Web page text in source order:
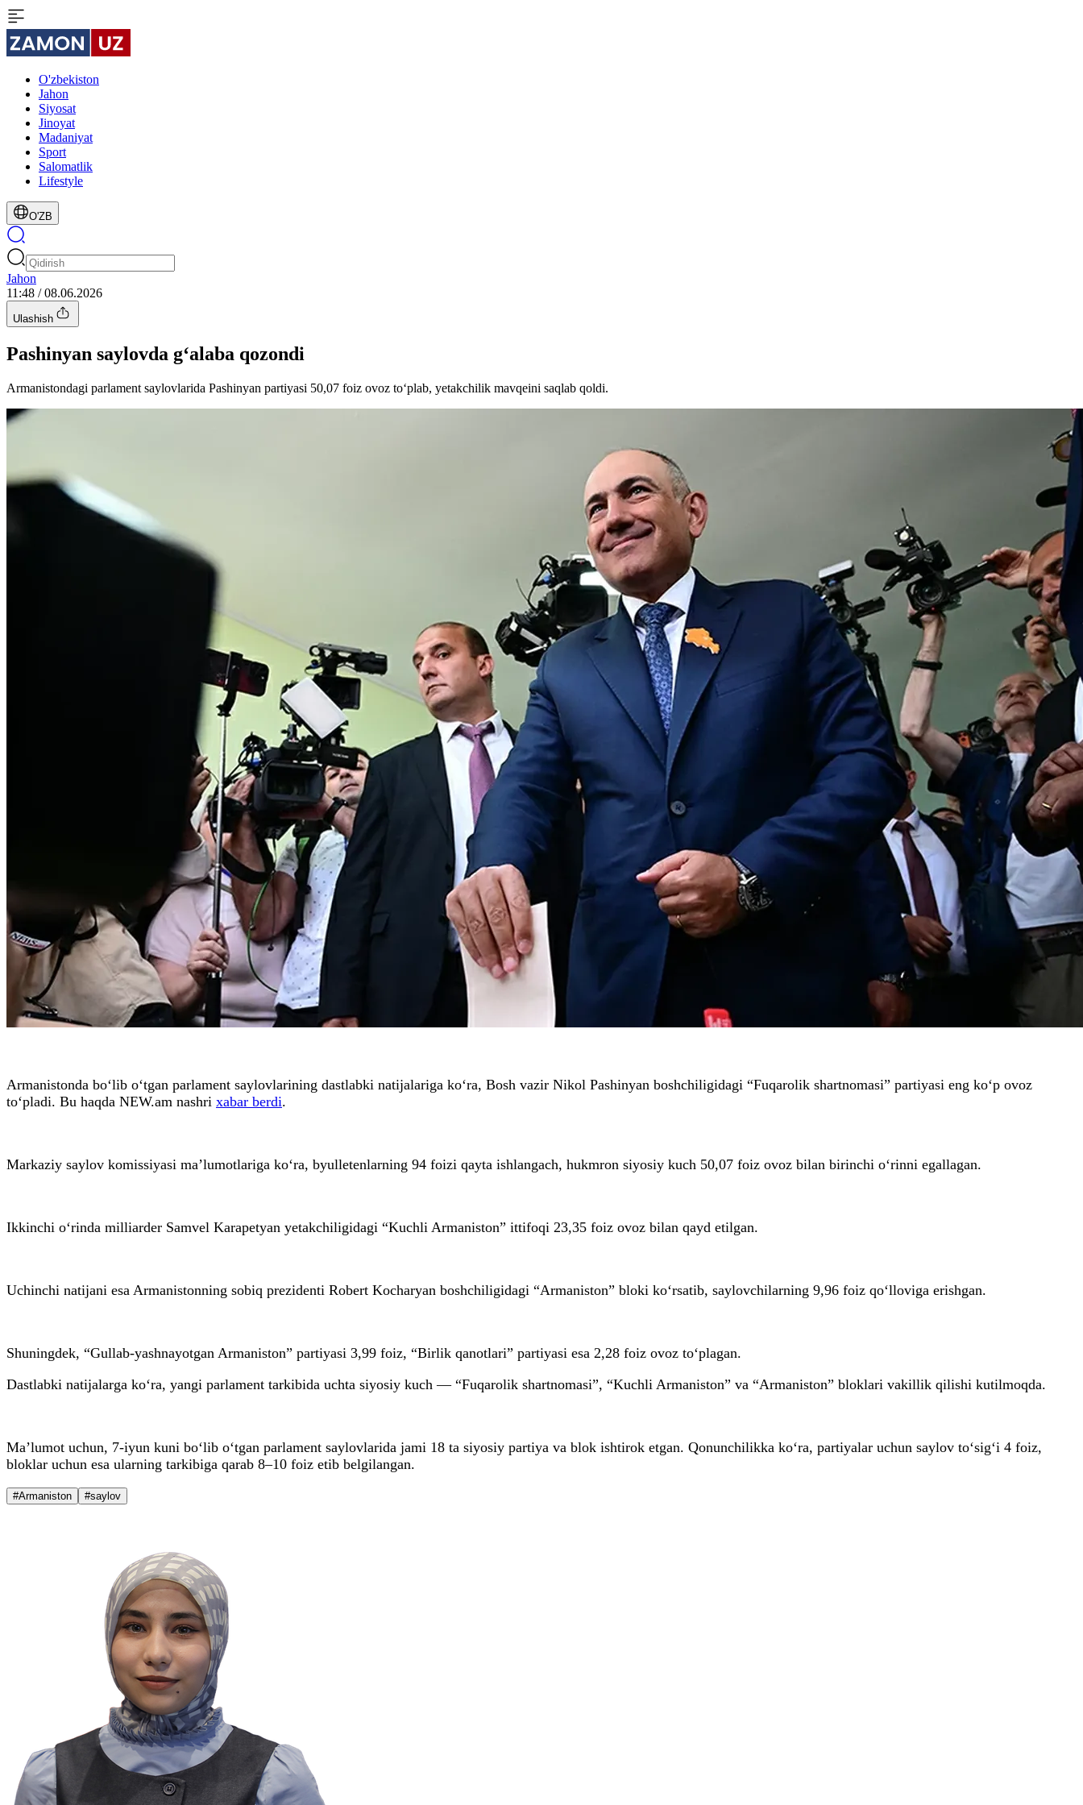
O'zbekiston
Jahon
Siyosat
Jinoyat
Madaniyat
Sport
Salomatlik
Lifestyle
O'ZB
Jahon
11:48 / 08.06.2026
Ulashish
Pashinyan saylovda g‘alaba qozondi
Armanistondagi parlament saylovlarida Pashinyan partiyasi 50,07 foiz ovoz to‘plab, yetakchilik mavqeini saqlab qoldi.
Armanistonda bo‘lib o‘tgan parlament saylovlarining dastlabki natijalariga ko‘ra, Bosh vazir Nikol Pashinyan boshchiligidagi “Fuqarolik shartnomasi” partiyasi eng ko‘p ovoz
to‘pladi. Bu haqda NEW.am nashri xabar berdi.
Markaziy saylov komissiyasi ma’lumotlariga ko‘ra, byulletenlarning 94 foizi qayta ishlangach, hukmron siyosiy kuch 50,07 foiz ovoz bilan birinchi o‘rinni egallagan.
Ikkinchi o‘rinda milliarder Samvel Karapetyan yetakchiligidagi “Kuchli Armaniston” ittifoqi 23,35 foiz ovoz bilan qayd etilgan.
Uchinchi natijani esa Armanistonning sobiq prezidenti Robert Kocharyan boshchiligidagi “Armaniston” bloki ko‘rsatib, saylovchilarning 9,96 foiz qo‘lloviga erishgan.
Shuningdek, “Gullab-yashnayotgan Armaniston” partiyasi 3,99 foiz, “Birlik qanotlari” partiyasi esa 2,28 foiz ovoz to‘plagan.
Dastlabki natijalarga ko‘ra, yangi parlament tarkibida uchta siyosiy kuch — “Fuqarolik shartnomasi”, “Kuchli Armaniston” va “Armaniston” bloklari vakillik qilishi kutilmoqda.
Ma’lumot uchun, 7-iyun kuni bo‘lib o‘tgan parlament saylovlarida jami 18 ta siyosiy partiya va blok ishtirok etgan. Qonunchilikka ko‘ra, partiyalar uchun saylov to‘sig‘i 4 foiz,
bloklar uchun esa ularning tarkibiga qarab 8–10 foiz etib belgilangan.
#Armaniston #saylov